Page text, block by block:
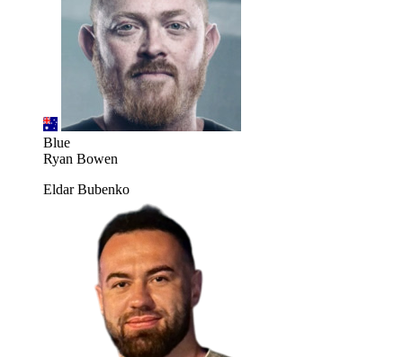
Blue
Ryan Bowen
Eldar Bubenko